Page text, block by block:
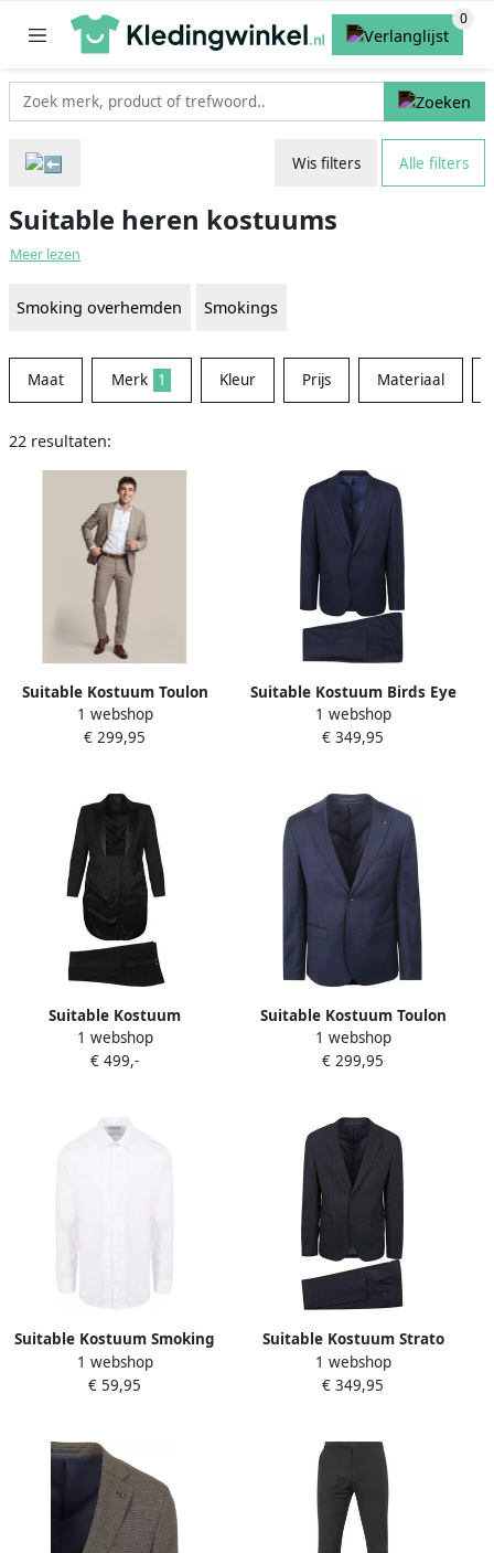
Wis filters Alle filters
Suitable heren kostuums
Meer lezen
Smoking overhemden Smokings
Maat Merk 1 Kleur Prijs Materiaal
22 resultaten:
Suitable Kostuum Toulon
Kostuum Wol Sand
1 webshop
€ 299,95
Suitable Kostuum Birds Eye
Wol Donkerblauw
1 webshop
€ 349,95
Suitable Kostuum
Rokkostuum Wol
1 webshop
€ 499,-
Suitable Kostuum Toulon
Kostuum Wol Navy
1 webshop
€ 299,95
Suitable Kostuum Smoking
Overhemd Plisse
1 webshop
€ 59,95
Suitable Kostuum Strato
Pied De Poule Kostuum Wol
Navy
1 webshop
€ 349,95